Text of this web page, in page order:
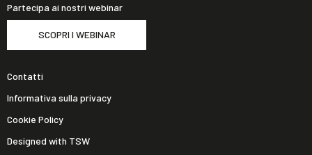
Partecipa ai nostri webinar
SCOPRI I WEBINAR
Contatti
Informativa sulla privacy
Cookie Policy
Designed with TSW